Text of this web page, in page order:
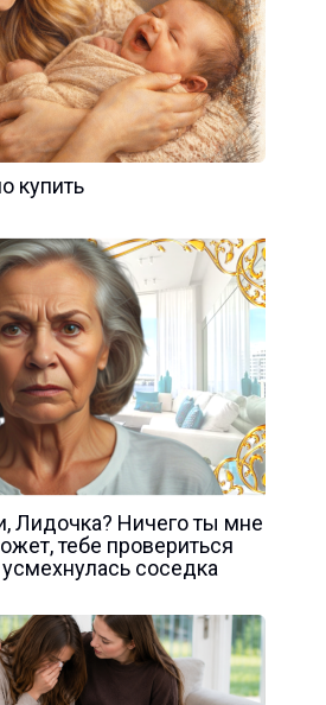
купить
Лидочка? Ничего ты мне
тебе провериться
усмехнулась соседка